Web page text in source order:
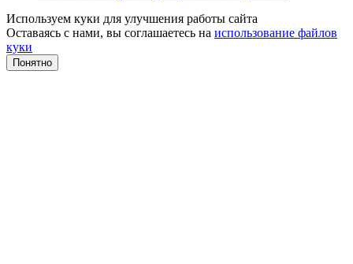
Используем куки для улучшения работы сайта
Оставаясь с нами, вы соглашаетесь на использование файлов
куки
Понятно